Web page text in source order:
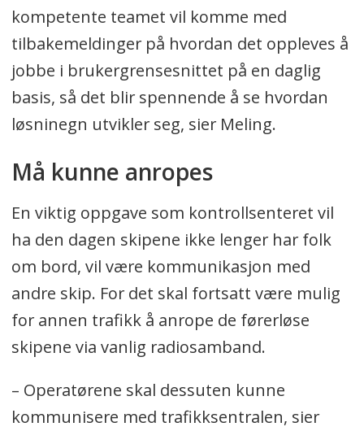
kompetente teamet vil komme med
tilbakemeldinger på hvordan det oppleves å
jobbe i brukergrensesnittet på en daglig
basis, så det blir spennende å se hvordan
løsninegn utvikler seg, sier Meling.
Må kunne anropes
En viktig oppgave som kontrollsenteret vil
ha den dagen skipene ikke lenger har folk
om bord, vil være kommunikasjon med
andre skip. For det skal fortsatt være mulig
for annen trafikk å anrope de førerløse
skipene via vanlig radiosamband.
– Operatørene skal dessuten kunne
kommunisere med trafikksentralen, sier